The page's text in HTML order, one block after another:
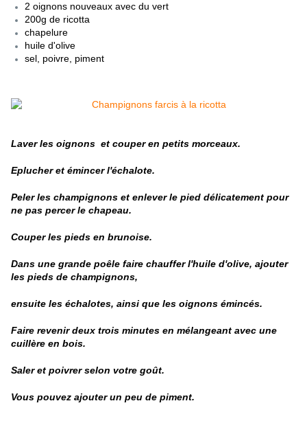
2 oignons nouveaux avec du vert
200g de ricotta
chapelure
huile d'olive
sel, poivre, piment
Laver les oignons et couper en petits morceaux.
Eplucher et émincer l'échalote.
Peler les champignons et enlever le pied délicatement pour
ne pas percer le chapeau.
Couper les pieds en brunoise.
Dans une grande poêle faire chauffer l'huile d'olive, ajouter
les pieds de champignons,
ensuite les échalotes, ainsi que les oignons émincés.
Faire revenir deux trois minutes en mélangeant avec une
cuillère en bois.
Saler et poivrer selon votre goût.
Vous pouvez ajouter un peu de piment.